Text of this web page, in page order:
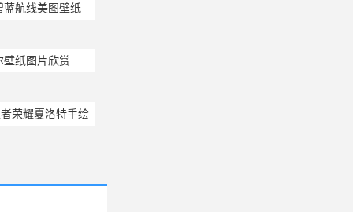
蓝航线美图壁纸
纸图片欣赏
荣耀夏洛特手绘